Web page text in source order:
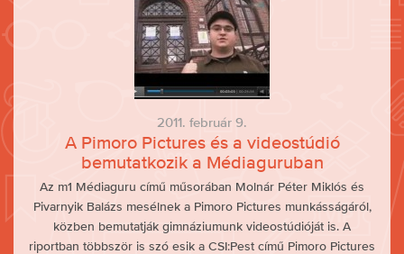
2011. február 9.
A Pimoro Pictures és a videostúdió
bemutatkozik a Médiaguruban
Az m1 Médiaguru című műsorában Molnár Péter Miklós és
Pivarnyik Balázs mesélnek a Pimoro Pictures munkásságáról,
közben bemutatják gimnáziumunk videostúdióját is. A
riportban többször is szó esik a CSI:Pest című Pimoro Pictures